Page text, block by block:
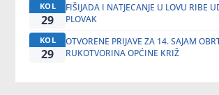
KOL
29
FIŠIJADA I NATJECANJE U LOVU RIBE
PLOVAK
KOL
29
OTVORENE PRIJAVE ZA 14. SAJAM
RUKOTVORINA OPĆINE KRIŽ